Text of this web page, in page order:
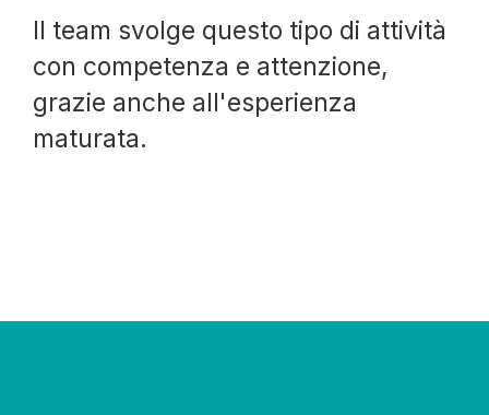
Il team svolge questo tipo di attività
con competenza e attenzione,
grazie anche all'esperienza
maturata.